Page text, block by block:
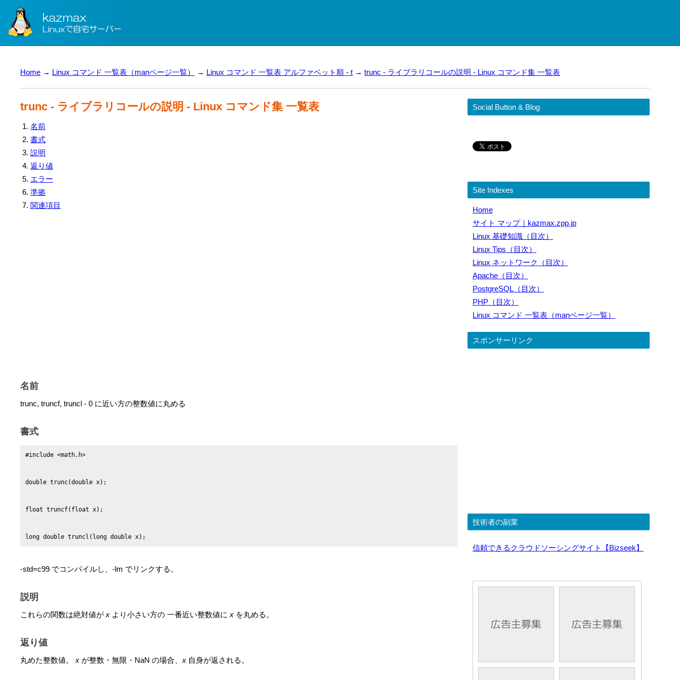
Home → Linux コマンド 一覧表（manページ一覧） → Linux コマンド 一覧表 アルファベット順 - t → trunc - ライブラリコールの説明 - Linux コマンド集 一覧表
trunc - ライブラリコールの説明 - Linux コマンド集 一覧表
名前
書式
説明
返り値
エラー
準拠
関連項目
名前
trunc, truncf, truncl - 0 に近い方の整数値に丸める
書式
long double truncl(long double x);
-std=c99 でコンパイルし、-lm でリンクする。
説明
これらの関数は絶対値が x より小さい方の 一番近い整数値に x を丸める。
返り値
丸めた整数値。 x が整数・無限・NaN の場合、 x 自身が返される。
Social Button & Blog
Site Indexes
Home
サイト マップ｜kazmax.zpp.jp
Linux 基礎知識（目次）
Linux Tips（目次）
Linux ネットワーク（目次）
Apache（目次）
PostgreSQL（目次）
PHP（目次）
Linux コマンド 一覧表（manページ一覧）
スポンサーリンク
技術者の副業
信頼できるクラウドソーシングサイト【Bizseek】